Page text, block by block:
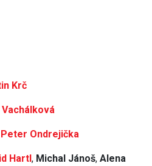
Krč
Peter Ondrejička
Hartl , Michal Jánoš, Alena